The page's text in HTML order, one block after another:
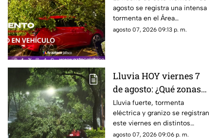
VIENTO superiores a
los 60 km/h durante
lluvia en Guadalajara
agosto se registra una intensa
tormenta en el Área
Metropolitana de Guadalajara,
agosto 07, 2026 09:13 p. m.
Lluvia HOY viernes 7
de agosto: ¿Qué zonas
de Guadalajara están
afectadas?
Lluvia fuerte, tormenta
eléctrica y granizo se registran
este viernes en distintos
puntos de Guadalajara y
agosto 07, 2026 09:06 p. m.